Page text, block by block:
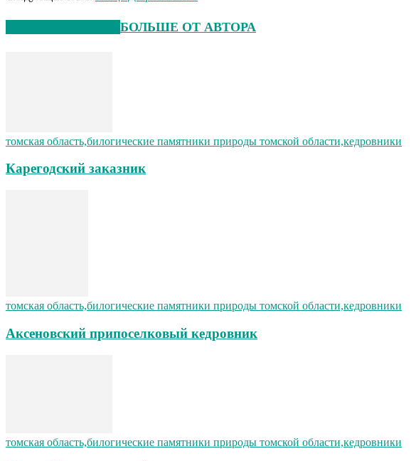
БОЛЬШЕ ОТ АВТОРА
томская область,билогические памятники природы томской области,кедровники
Карегодский заказник
томская область,билогические памятники природы томской области,кедровники
Аксеновский припоселковый кедровник
томская область,билогические памятники природы томской области,кедровники